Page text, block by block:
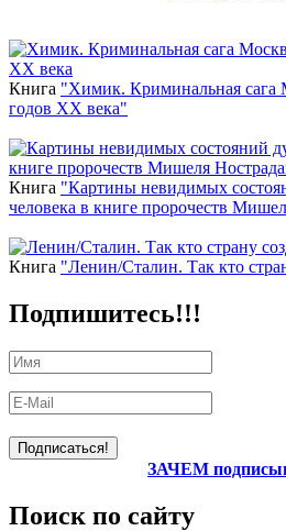
Книга "Химик. Криминальная сага
годов ХХ века"
Книга "Картины невидимых
человека в книге пророчеств
Книга "Ленин/Сталин. Так кто
Подпишитесь!!!
ЗАЧЕМ
Поиск по сайту